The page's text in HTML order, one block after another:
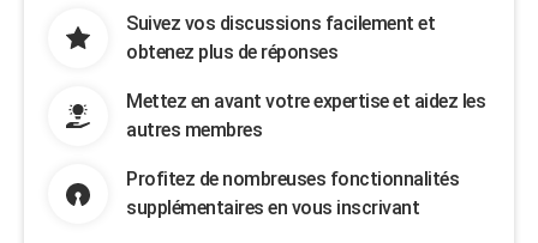
Suivez vos discussions facilement et
obtenez plus de réponses
Mettez en avant votre expertise et aidez les
autres membres
Profitez de nombreuses fonctionnalités
supplémentaires en vous inscrivant